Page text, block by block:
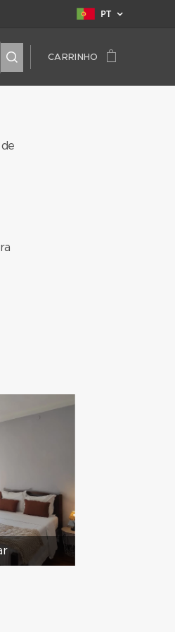
PT
CARRINHO